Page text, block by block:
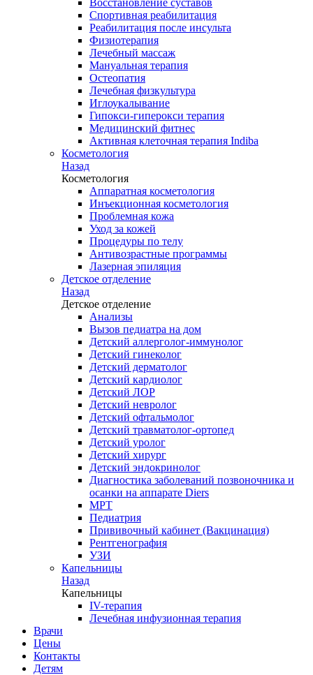
Восстановление суставов
Спортивная реабилитация
Реабилитация после инсульта
Физиотерапия
Лечебный массаж
Мануальная терапия
Остеопатия
Лечебная физкультура
Иглоукалывание
Гипокси-гиперокси терапия
Медицинский фитнес
Активная клеточная терапия Indiba
Косметология
Назад
Косметология
Аппаратная косметология
Инъекционная косметология
Проблемная кожа
Уход за кожей
Процедуры по телу
Антивозрастные программы
Лазерная эпиляция
Детское отделение
Назад
Детское отделение
Анализы
Вызов педиатра на дом
Детский аллерголог-иммунолог
Детский гинеколог
Детский дерматолог
Детский кардиолог
Детский ЛОР
Детский невролог
Детский офтальмолог
Детский травматолог-ортопед
Детский уролог
Детский хирург
Детский эндокринолог
Диагностика заболеваний позвоночника и
осанки на аппарате Diers
МРТ
Педиатрия
Прививочный кабинет (Вакцинация)
Рентгенография
УЗИ
Капельницы
Назад
Капельницы
IV-терапия
Лечебная инфузионная терапия
Врачи
Цены
Контакты
Детям